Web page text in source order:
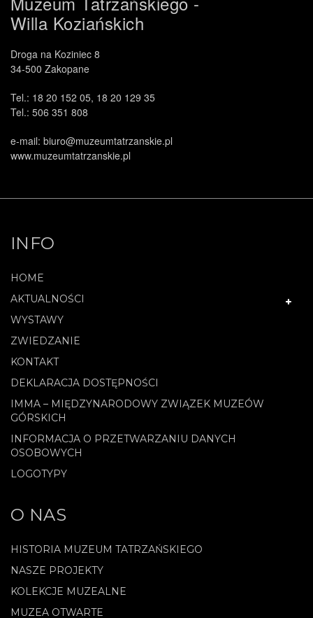
Willa Koziańskich
Droga na Koziniec 8
34-500 Zakopane
Tel.: 18 20 152 05, 18 20 129 35
Tel.: 506 351 808
e-mail: biuro@muzeumtatrzanskie.pl
www.muzeumtatrzanskie.pl
INFO
HOME
AKTUALNOŚCI
WYSTAWY
ZWIEDZANIE
KONTAKT
DEKLARACJA DOSTĘPNOŚCI
IMMA – MIĘDZYNARODOWY ZWIĄZEK MUZEÓW
GÓRSKICH
INFORMACJA O PRZETWARZANIU DANYCH
OSOBOWYCH
LOGOTYPY
O NAS
HISTORIA MUZEUM TATRZAŃSKIEGO
NASZE PROJEKTY
KOLEKCJE MUZEALNE
MUZEA OTWARTE